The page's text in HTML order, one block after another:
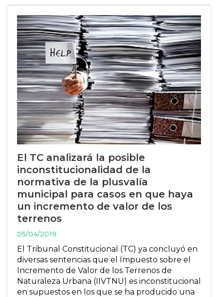
El TC analizará la posible
inconstitucionalidad de la
normativa de la plusvalía
municipal para casos en que haya
un incremento de valor de los
terrenos
05/04/2019
El Tribunal Constitucional (TC) ya concluyó en
diversas sentencias que el Impuesto sobre el
Incremento de Valor de los Terrenos de
Naturaleza Urbana (IIVTNU) es inconstitucional
en supuestos en los que se ha producido una